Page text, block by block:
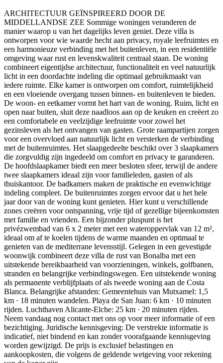
ARCHITECTUUR GEÏNSPIREERD DOOR DE
MIDDELLANDSE ZEE Sommige woningen veranderen de
manier waarop u van het dagelijks leven geniet. Deze villa is
ontworpen voor wie waarde hecht aan privacy, royale leefruimtes en
een harmonieuze verbinding met het buitenleven, in een residentiële
omgeving waar rust en levenskwaliteit centraal staan. De woning
combineert eigentijdse architectuur, functionaliteit en veel natuurlijk
licht in een doordachte indeling die optimaal gebruikmaakt van
iedere ruimte. Elke kamer is ontworpen om comfort, ruimtelijkheid
en een vloeiende overgang tussen binnen- en buitenleven te bieden.
De woon- en eetkamer vormt het hart van de woning. Ruim, licht en
open naar buiten, sluit deze naadloos aan op de keuken en creëert zo
een comfortabele en veelzijdige leefruimte voor zowel het
gezinsleven als het ontvangen van gasten. Grote raampartijen zorgen
voor een overvloed aan natuurlijk licht en versterken de verbinding
met de buitenruimtes. Het slaapgedeelte beschikt over 3 slaapkamers
die zorgvuldig zijn ingedeeld om comfort en privacy te garanderen.
De hoofdslaapkamer biedt een meer besloten sfeer, terwijl de andere
twee slaapkamers ideaal zijn voor familieleden, gasten of als
thuiskantoor. De badkamers maken de praktische en evenwichtige
indeling compleet. De buitenruimtes zorgen ervoor dat u het hele
jaar door van de woning kunt genieten. Hier kunt u verschillende
zones creëren voor ontspanning, vrije tijd of gezellige bijeenkomsten
met familie en vrienden. Een bijzonder pluspunt is het
privézwembad van 6 x 2 meter met een wateroppervlak van 12 m²,
ideaal om af te koelen tijdens de warme maanden en optimaal te
genieten van de mediterrane levensstijl. Gelegen in een gevestigde
woonwijk combineert deze villa de rust van Bonalba met een
uitstekende bereikbaarheid van voorzieningen, winkels, golfbanen,
stranden en belangrijke verbindingswegen. Een uitstekende woning
als permanente verblijfplaats of als tweede woning aan de Costa
Blanca. Belangrijke afstanden: Gemeentehuis van Mutxamel: 1,5
km · 18 minuten wandelen. Playa de San Juan: 6 km · 10 minuten
rijden. Luchthaven Alicante-Elche: 25 km · 20 minuten rijden.
Neem vandaag nog contact met ons op voor meer informatie of een
bezichtiging. Juridische kennisgeving: De verstrekte informatie is
indicatief, niet bindend en kan zonder voorafgaande kennisgeving
worden gewijzigd. De prijs is exclusief belastingen en
aankoopkosten, die volgens de geldende wetgeving voor rekening